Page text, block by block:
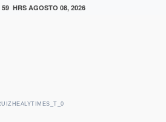
59 HRS AGOSTO 08, 2026